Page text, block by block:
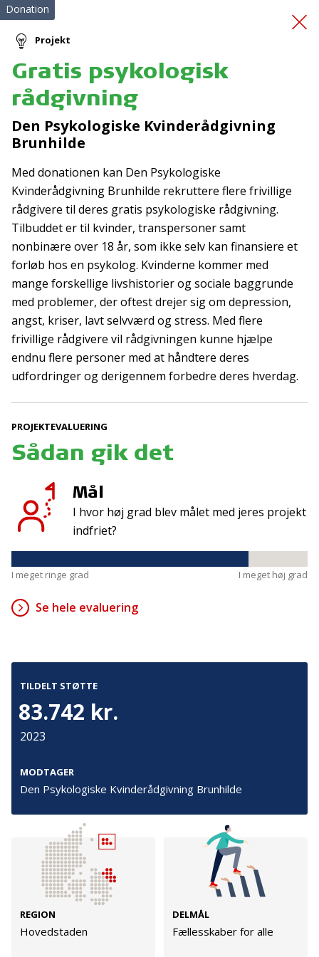
Vi lærer sammen i
indskolingen
Donation
Projekt
Gratis psykologisk
rådgivning
Den Psykologiske Kvinderådgivning
Brunhilde
Med donationen kan Den Psykologiske
Kvinderådgivning Brunhilde rekruttere flere frivillige
rådgivere til deres gratis psykologiske rådgivning.
Tilbuddet er til kvinder, transpersoner samt
nonbinære over 18 år, som ikke selv kan finansiere et
forløb hos en psykolog. Kvinderne kommer med
mange forskellige livshistorier og sociale baggrunde
med problemer, der oftest drejer sig om depression,
angst, kriser, lavt selvværd og stress. Med flere
frivillige rådgivere vil rådgivningen kunne hjælpe
endnu flere personer med at håndtere deres
udfordringer og derigennem forbedre deres hverdag.
PROJEKTEVALUERING
Sådan gik det
Mål
I hvor høj grad blev målet med jeres projekt
indfriet?
I meget ringe grad I meget høj grad
Se hele evaluering
TILDELT STØTTE
83.742 kr.
2023
MODTAGER
Den Psykologiske Kvinderådgivning Brunhilde
REGION
Hovedstaden
DELMÅL
Fællesskaber for alle
Tilmeld nyhedsbrev
De seneste nyheder om TrygFondens og TryghedsGruppens
aktiviteter direkte i din indbakke.
Tilmeld
Kontakt
T:45 26 08 00
info@trygfonden.dk
TryghedsGruppen
T:45 26 08 26
info@tryghedsgruppen.dk
Adresse
Fakturering
Kontakt os
Vilkår
TryghedsGruppen
LinkedIn
TrygFonden
Facebook